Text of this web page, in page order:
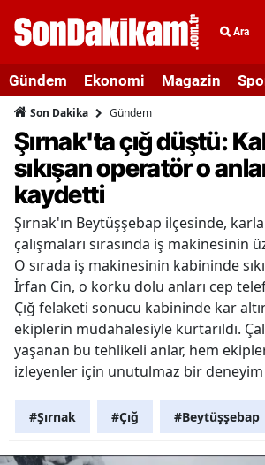
Ara
Gündem Ekonomi Magazin
Son Dakika Gündem
Şırnak'ta çığ düştü:
sıkışan operatör o
kaydetti
Şırnak'ın Beytüşşebap ilçesinde,
çalışmaları sırasında iş makinesinin
O sırada iş makinesinin kabininde
İrfan Cin, o korku dolu anları cep
Çığ felaketi sonucu kabininde kar
ekiplerin müdahalesiyle kurtarıldı.
yaşanan bu tehlikeli anlar, hem
izleyenler için unutulmaz bir
#Şırnak #Çığ #Beytüşşebap